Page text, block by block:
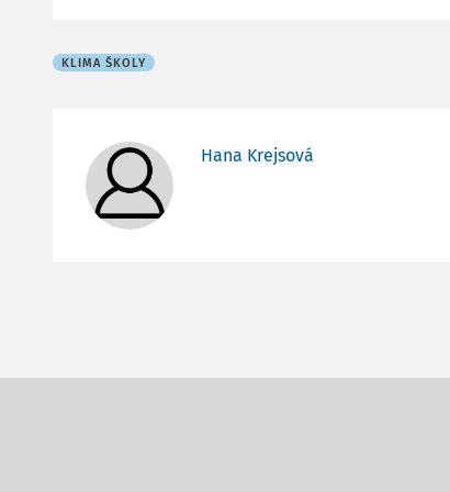
KLIMA ŠKOLY
Hana Krejsová